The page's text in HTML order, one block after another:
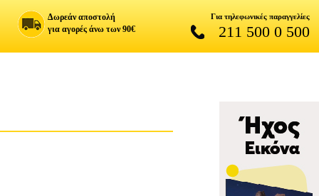
Δωρεάν αποστολή
για αγορές άνω των 90€
Για τηλεφωνικές παραγγελίες
211 500 0 500